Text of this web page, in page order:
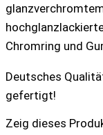
Chromring und
Deutsches
gefertigt!
Zeig dieses